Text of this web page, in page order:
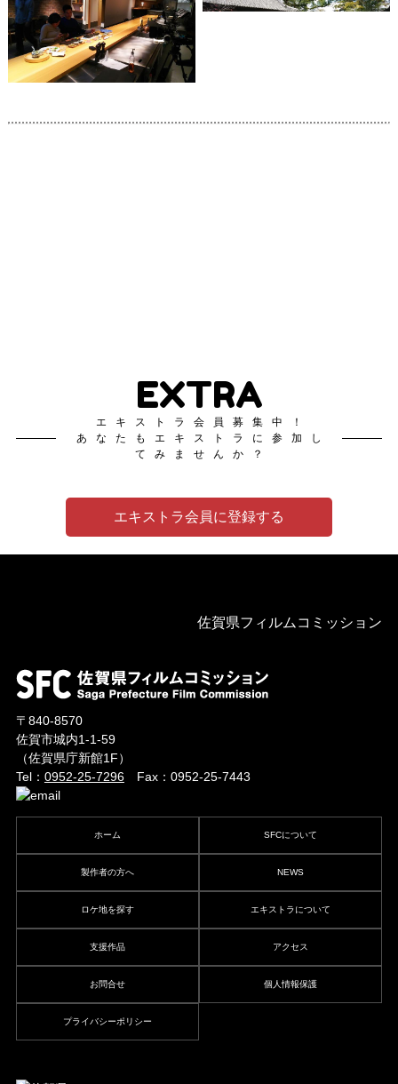
EXTRA
エキストラ会員募集中！
あなたもエキストラに参加し
てみませんか？
エキストラ会員に登録する
佐賀県フィルムコミッション
〒840-8570
佐賀市城内1-1-59
（佐賀県庁新館1F）
Tel： 0952-25-7296Fax：0952-25-7443
ホーム SFCについて
製作者の方へ NEWS
ロケ地を探す エキストラについて
支援作品 アクセス
お問合せ 個人情報保護
プライバシーポリシー